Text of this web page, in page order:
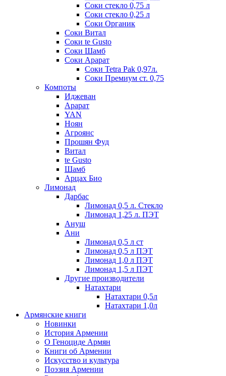
Соки стекло 0,75 л
Соки стекло 0,25 л
Соки Органик
Соки Витал
Соки te Gusto
Соки Шамб
Соки Арарат
Соки Tetra Pak 0,97л.
Соки Премиум ст. 0,75
Компоты
Иджеван
Арарат
YAN
Ноян
Агроянс
Прошян Фуд
Витал
te Gusto
Шамб
Арцах Био
Лимонад
Дарбас
Лимонад 0,5 л. Стекло
Лимонад 1,25 л. ПЭТ
Ануш
Ани
Лимонад 0,5 л ст
Лимонад 0,5 л ПЭТ
Лимонад 1,0 л ПЭТ
Лимонад 1,5 л ПЭТ
Другие производители
Натахтари
Натахтари 0,5л
Натахтари 1,0л
Армянские книги
Новинки
История Армении
О Геноциде Армян
Книги об Армении
Иcкусство и культура
Поэзия Армении